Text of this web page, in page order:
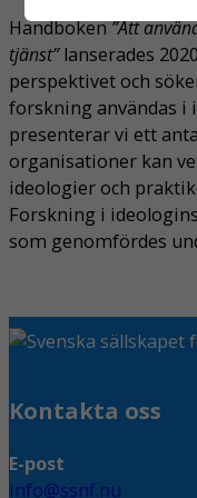
Handboken”Att
tjänst”lanserades
perspektivet och
forskning användas i
presenterar vi ett
organisationer kan
ideologier och
Forskning i
som genomfördes
Kontakta oss
E-post
info@ssnf.nu